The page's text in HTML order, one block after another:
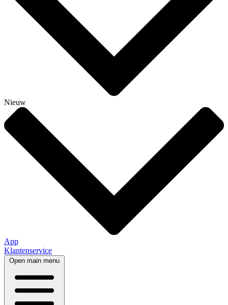
Nieuw
App
Klantenservice
Open main menu